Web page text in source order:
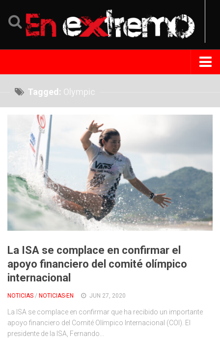
Eventos
Tips Extremo
Turismo
República Dominicana
Venezuela
Cambio Climático
Tagged: Olympic
La ISA se complace en confirmar el
apoyo financiero del comité olímpico
internacional
NOTICIAS / NOTICIAS-EN JUN 27, 2020
La ISA se complace en confirmar que ha recibido un importante
apoyo financiero del Comité Olímpico Internacional (COI). El
presidente de la ISA, Fernando...